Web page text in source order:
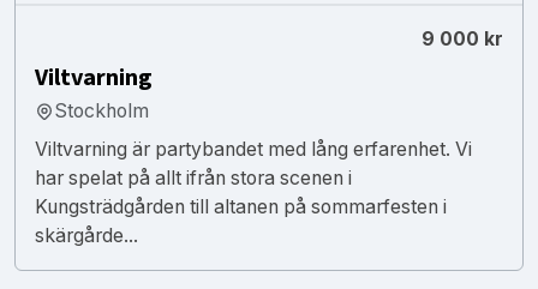
9 000 kr
Viltvarning
Stockholm
Viltvarning är partybandet med lång erfarenhet. Vi
har spelat på allt ifrån stora scenen i
Kungsträdgården till altanen på sommarfesten i
skärgårde...